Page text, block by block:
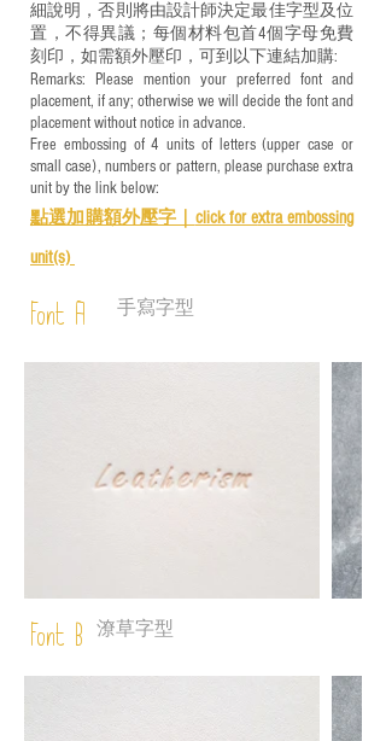
細說明，否則將由設計師決定最佳字型及位
置，不得異議；每個材料包首4個字母免費
刻印，如需額外壓印，可到以下連結加購:
Remarks: Please mention your preferred font and
placement, if any; otherwise we will decide the font and
placement without notice in advance.
Free embossing of 4 units of letters (upper case or
small case), numbers or pattern, please purchase extra
unit by the link below:
點選加購額外壓字｜ click for extra embossing
unit(s)
Font A 手寫字型
Font B 潦草字型